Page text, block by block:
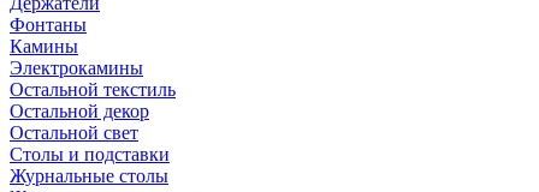
Фонтаны
Камины
Электрокамины
Остальной текстиль
Остальной декор
Остальной свет
Столы и подставки
Журнальные столы